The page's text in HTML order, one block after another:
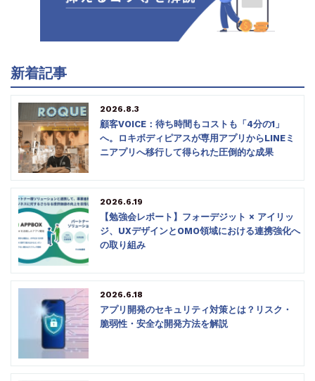
新着記事
2026.8.3
顧客VOICE：待ち時間もコストも「4分の1」
へ。ロキボディピアスが専用アプリからLINEミ
ニアプリへ移行して得られた圧倒的な成果
2026.6.19
【勉強会レポート】フォーデジット × アイリッ
ジ、UXデザインとOMO領域における連携強化へ
の取り組み
2026.6.18
アプリ開発のセキュリティ対策とは？リスク・
脆弱性・安全な開発方法を解説